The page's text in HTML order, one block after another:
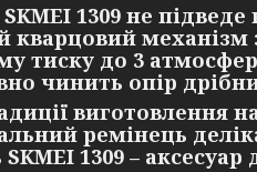
1309 не підведе
механізм
тиску до 3
чинить опір
виготовлення
ремінець
1309 –